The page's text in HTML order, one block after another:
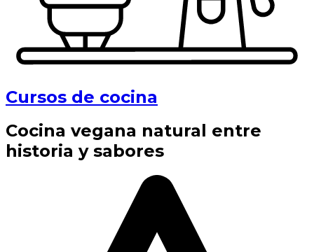
Cursos de cocina
Cocina vegana natural entre
historia y sabores